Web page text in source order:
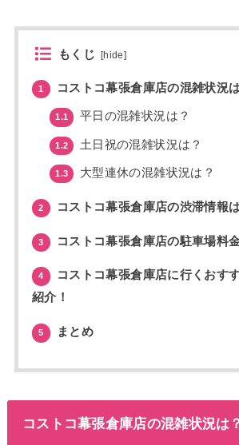
もくじ [hide]
1 コストコ幕張倉庫店の混雑状況
1.1 平日の混雑状況は？
1.2 土日祝の混雑状況は？
1.3 大型連休の混雑状況は？
2 コストコ幕張倉庫店の渋滞情報
3 コストコ幕張倉庫店の駐車場料
4
コストコ幕張倉庫店に行くおす
紹介！
5 まとめ
コストコ幕張倉庫店の混雑状況は？